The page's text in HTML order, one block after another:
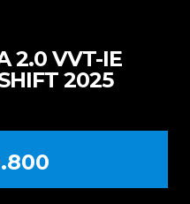
2.0 VVT-IE
2025